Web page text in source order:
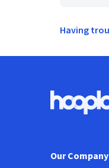
Having
Hoopla logo,
Our Company